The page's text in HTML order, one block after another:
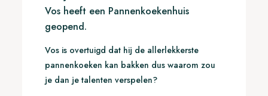
Vos heeft een Pannenkoekenhuis
geopend.
Vos is overtuigd dat hij de allerlekkerste
pannenkoeken kan bakken dus waarom zou
je dan je talenten verspelen?